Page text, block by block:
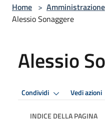
Home > Amministrazione
Alessio Sonaggere
Alessio
Condividi Vedi azioni
INDICE DELLA PAGINA